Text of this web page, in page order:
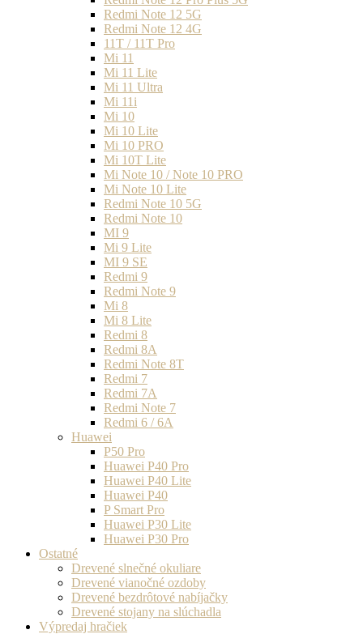
Redmi Note 12 5G
Redmi Note 12 4G
11T / 11T Pro
Mi 11
Mi 11 Lite
Mi 11 Ultra
Mi 11i
Mi 10
Mi 10 Lite
Mi 10 PRO
Mi 10T Lite
Mi Note 10 / Note 10 PRO
Mi Note 10 Lite
Redmi Note 10 5G
Redmi Note 10
MI 9
Mi 9 Lite
MI 9 SE
Redmi 9
Redmi Note 9
Mi 8
Mi 8 Lite
Redmi 8
Redmi 8A
Redmi Note 8T
Redmi 7
Redmi 7A
Redmi Note 7
Redmi 6 / 6A
Huawei
P50 Pro
Huawei P40 Pro
Huawei P40 Lite
Huawei P40
P Smart Pro
Huawei P30 Lite
Huawei P30 Pro
Ostatné
Drevené slnečné okuliare
Drevené vianočné ozdoby
Drevené bezdrôtové nabíjačky
Drevené stojany na slúchadla
Výpredaj hračiek